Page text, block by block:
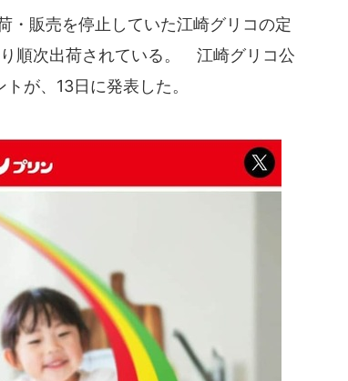
販売を停止していた江崎グリコの定
順次出荷されている。 江崎グリコ公
が、13日に発表した。